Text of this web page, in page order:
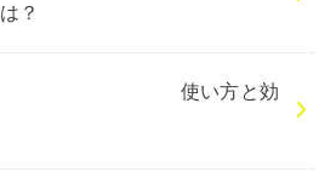
？
見！ 使い方と効